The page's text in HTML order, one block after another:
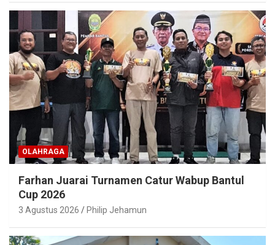
OLAHRAGA
Farhan Juarai Turnamen Catur Wabup Bantul
Cup 2026
3 Agustus 2026 Philip Jehamun